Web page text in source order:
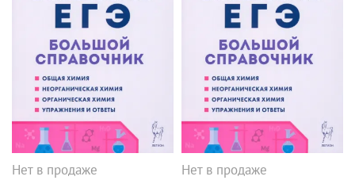
Нет в продаже
Нет в продаже